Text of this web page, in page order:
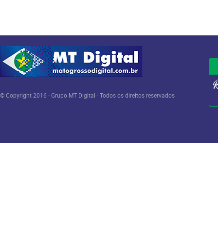
© Copyright 2016 - Grupo MT Digital - Todos os direitos reservados